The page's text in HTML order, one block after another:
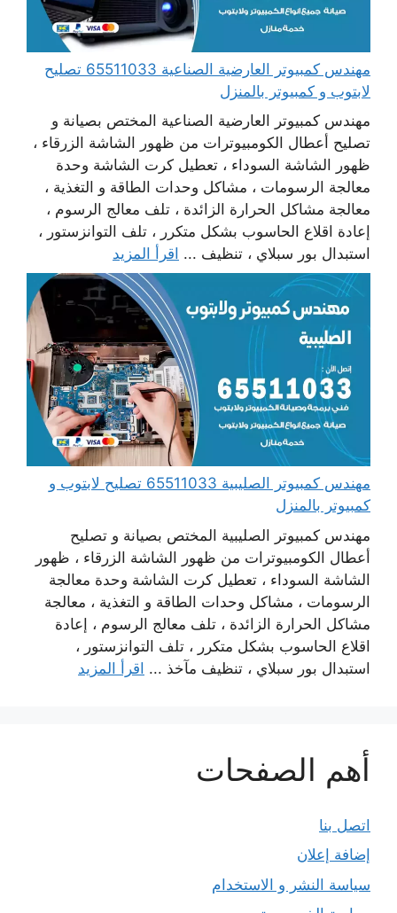
مهندس كمبيوتر العارضية الصناعية 65511033 تصليح
لابتوب و كمبيوتر بالمنزل
مهندس كمبيوتر العارضية الصناعية المختص بصيانة و
تصليح أعطال الكومبيوترات من ظهور الشاشة الزرقاء ،
ظهور الشاشة السوداء ، تعطيل كرت الشاشة وحدة
معالجة الرسومات ، مشاكل وحدات الطاقة و التغذية ،
معالجة مشاكل الحرارة الزائدة ، تلف معالج الرسوم ،
إعادة اقلاع الحاسوب بشكل متكرر ، تلف التوانزستور ،
استبدال بور سبلاي ، تنظيف ... اقرأ المزيد
مهندس كمبيوتر الصليبية 65511033 تصليح لابتوب و
كمبيوتر بالمنزل
مهندس كمبيوتر الصليبية المختص بصيانة و تصليح
أعطال الكومبيوترات من ظهور الشاشة الزرقاء ، ظهور
الشاشة السوداء ، تعطيل كرت الشاشة وحدة معالجة
الرسومات ، مشاكل وحدات الطاقة و التغذية ، معالجة
مشاكل الحرارة الزائدة ، تلف معالج الرسوم ، إعادة
اقلاع الحاسوب بشكل متكرر ، تلف التوانزستور ،
استبدال بور سبلاي ، تنظيف مآخذ ... اقرأ المزيد
أهم الصفحات
اتصل بنا
إضافة إعلان
سياسة النشر و الاستخدام